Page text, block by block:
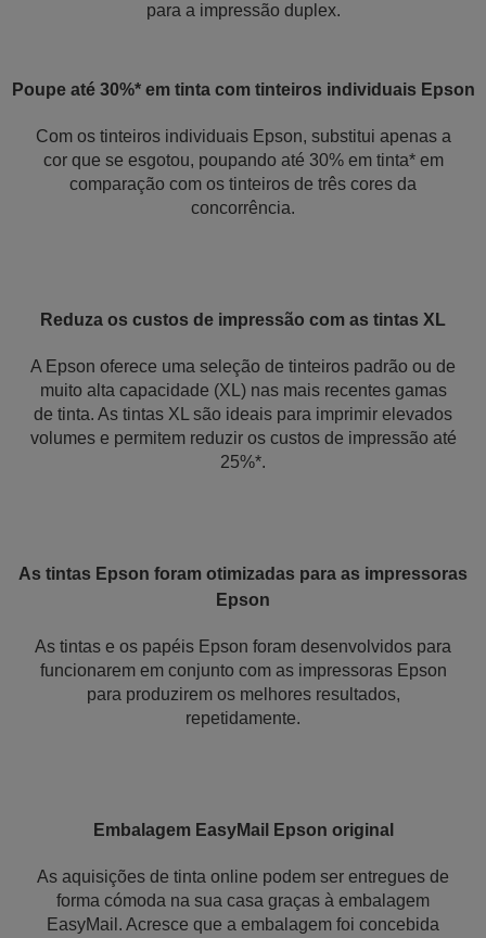
para a impressão duplex.
Poupe até 30%* em tinta com tinteiros individuais Epson
Com os tinteiros individuais Epson, substitui apenas a
cor que se esgotou, poupando até 30% em tinta* em
comparação com os tinteiros de três cores da
concorrência.
Reduza os custos de impressão com as tintas XL
A Epson oferece uma seleção de tinteiros padrão ou de
muito alta capacidade (XL) nas mais recentes gamas
de tinta. As tintas XL são ideais para imprimir elevados
volumes e permitem reduzir os custos de impressão até
25%*.
As tintas Epson foram otimizadas para as impressoras
Epson
As tintas e os papéis Epson foram desenvolvidos para
funcionarem em conjunto com as impressoras Epson
para produzirem os melhores resultados,
repetidamente.
Embalagem EasyMail Epson original
As aquisições de tinta online podem ser entregues de
forma cómoda na sua casa graças à embalagem
EasyMail. Acresce que a embalagem foi concebida